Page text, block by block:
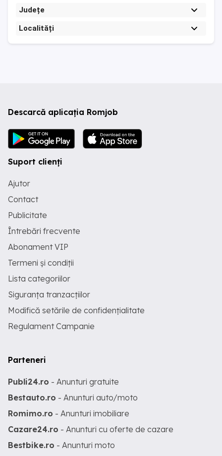
Județe
Localități
Descarcă aplicația Romjob
Suport clienți
Ajutor
Contact
Publicitate
Întrebări frecvente
Abonament VIP
Termeni și condiții
Lista categoriilor
Siguranța tranzacțiilor
Modifică setările de confidențialitate
Regulament Campanie
Parteneri
Publi24.ro - Anunturi gratuite
Bestauto.ro - Anunturi auto/moto
Romimo.ro - Anunturi imobiliare
Cazare24.ro - Anunturi cu oferte de cazare
Bestbike.ro - Anunturi moto